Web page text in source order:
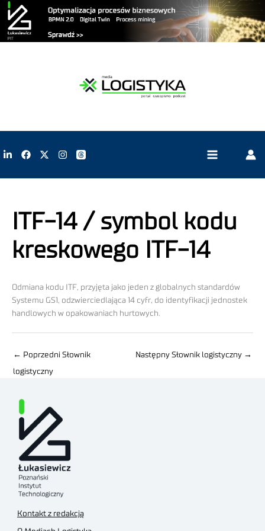
ITF-14 / symbol kodu
kreskowego ITF-14
Odmiana kodu ITF, przyjęta jako jeden z globalnych standardów
Systemu GS1, odzwierciedlająca 14 cyfr, do identyfikacji jednostek
handlowych w opakowaniach hurtowych.
← Poprzedni Słownik
logistyczny
Następny Słownik logistyczny →
Kontakt z redakcją